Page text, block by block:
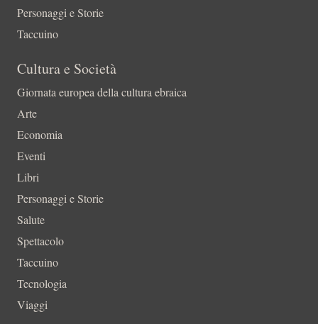
Personaggi e Storie
Taccuino
Cultura e Società
Giornata europea della cultura ebraica
Arte
Economia
Eventi
Libri
Personaggi e Storie
Salute
Spettacolo
Taccuino
Tecnologia
Viaggi